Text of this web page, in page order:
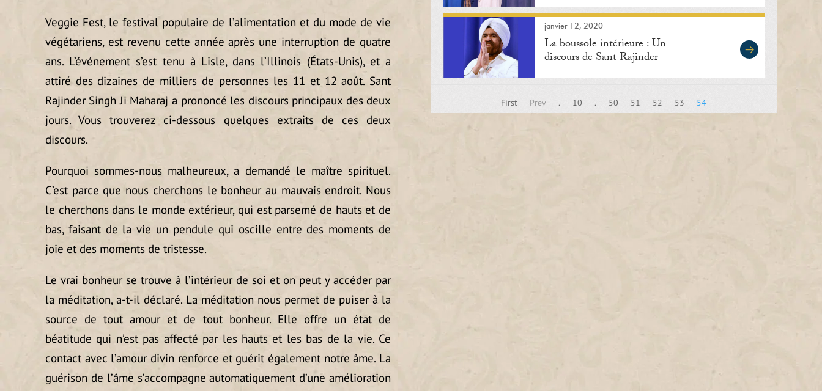
Veggie Fest, le festival populaire de l’alimentation et du mode de vie
végétariens, est revenu cette année après une interruption de quatre
ans. L’événement s’est tenu à Lisle, dans l’Illinois (États-Unis), et a
attiré des dizaines de milliers de personnes les 11 et 12 août. Sant
Rajinder Singh Ji Maharaj a prononcé les discours principaux des deux
jours. Vous trouverez ci-dessous quelques extraits de ces deux
discours.
Pourquoi sommes-nous malheureux, a demandé le maître spirituel.
C’est parce que nous cherchons le bonheur au mauvais endroit. Nous
le cherchons dans le monde extérieur, qui est parsemé de hauts et de
bas, faisant de la vie un pendule qui oscille entre des moments de
joie et des moments de tristesse.
Le vrai bonheur se trouve à l’intérieur de soi et on peut y accéder par
la méditation, a-t-il déclaré. La méditation nous permet de puiser à la
source de tout amour et de tout bonheur. Elle offre un état de
béatitude qui n’est pas affecté par les hauts et les bas de la vie. Ce
contact avec l’amour divin renforce et guérit également notre âme. La
guérison de l’âme s’accompagne automatiquement d’une amélioration
méditation de Lisle
janvier 12, 2020
La boussole intérieure : Un
discours de Sant Rajinder
First Prev . 10 . 50 51 52 53 54